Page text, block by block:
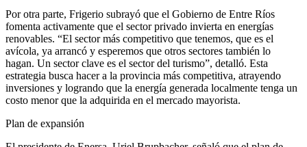
Por otra parte, Frigerio subrayó que el Gobierno de Entre Ríos
fomenta activamente que el sector privado invierta en energías
renovables. “El sector más competitivo que tenemos, que es el
avícola, ya arrancó y esperemos que otros sectores también lo
hagan. Un sector clave es el sector del turismo”, detalló. Esta
estrategia busca hacer a la provincia más competitiva, atrayendo
inversiones y logrando que la energía generada localmente tenga un
costo menor que la adquirida en el mercado mayorista.
Plan de expansión